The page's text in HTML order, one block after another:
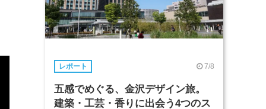
レポート 7/8
五感でめぐる、金沢デザイン旅。
建築・工芸・香りに出会う4つのス